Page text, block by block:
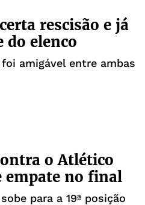
rescisão e já
do elenco
amigável entre ambas
o Atlético
empate no final
para a 19ª posição